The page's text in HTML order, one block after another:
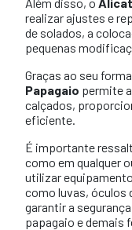
realizar ajustes e
de solados, a
pequenas
Graças ao seu
Papagaio permite
calçados,
eficiente.
É importante
como em qualquer
utilizar
como luvas, óculos
garantir a
papagaio e demais